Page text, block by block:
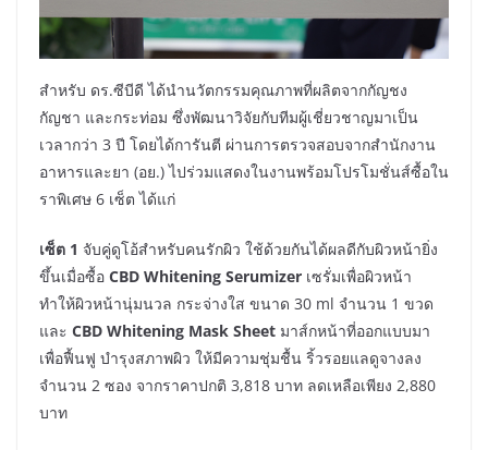
สำหรับ ดร.ซีบีดี ได้นำนวัตกรรมคุณภาพที่ผลิตจากกัญชง
กัญชา และกระท่อม ซึ่งพัฒนาวิจัยกับทีมผู้เชี่ยวชาญมาเป็น
เวลากว่า 3 ปี โดยได้การันตี ผ่านการตรวจสอบจากสำนักงาน
อาหารและยา (อย.) ไปร่วมแสดงในงานพร้อมโปรโมชั่นส์ซื้อใน
ราพิเศษ 6 เซ็ต ได้แก่
เซ็ต 1 จับคู่ดูโอ้สำหรับคนรักผิว ใช้ด้วยกันได้ผลดีกับผิวหน้ายิ่ง
ขึ้นเมื่อซื้อ CBD Whitening Serumizer เซรั่มเพื่อผิวหน้า
ทำให้ผิวหน้านุ่มนวล กระจ่างใส ขนาด 30 ml จำนวน 1 ขวด
และ CBD Whitening Mask Sheet มาส์กหน้าที่ออกแบบมา
เพื่อฟื้นฟู บำรุงสภาพผิว ให้มีความชุ่มชื้น ริ้วรอยแลดูจางลง
จำนวน 2 ซอง จากราคาปกติ 3,818 บาท ลดเหลือเพียง 2,880
บาท